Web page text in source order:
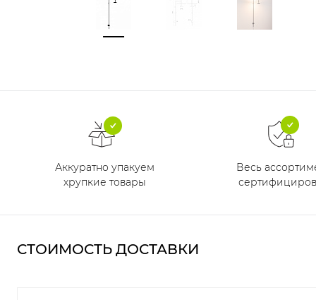
Аккуратно упакуем
хрупкие товары
Весь
СТОИМОСТЬ ДОСТАВКИ